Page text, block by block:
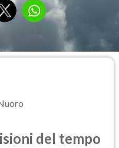
del tempo